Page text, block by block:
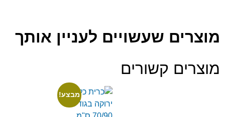
מוצרים שעשויים לעניין אותך
מוצרים קשורים
מבצע!